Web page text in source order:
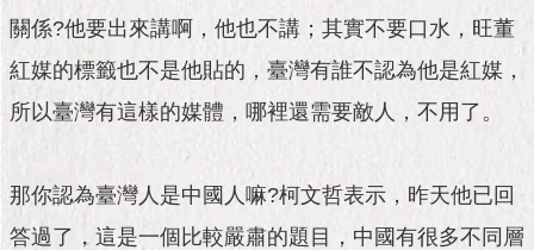
RSS
聯
們
（陳
情
關係?他要出來講啊，他也不講；其實不要口水，旺董
紅媒的標籤也不是他貼的，臺灣有誰不認為他是紅媒，
所以臺灣有這樣的媒體，哪裡還需要敵人，不用了。
那你認為臺灣人是中國人嘛?柯文哲表示，昨天他已回
答過了，這是一個比較嚴肅的題目，中國有很多不同層